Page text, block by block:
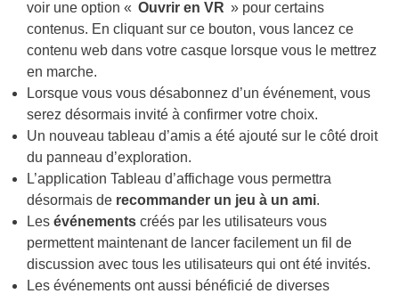
voir une option «Ouvrir en VR » pour certains
contenus. En cliquant sur ce bouton, vous lancez ce
contenu web dans votre casque lorsque vous le mettrez
en marche.
Lorsque vous vous désabonnez d’un événement, vous
serez désormais invité à confirmer votre choix.
Un nouveau tableau d’amis a été ajouté sur le côté droit
du panneau d’exploration.
L’application Tableau d’affichage vous permettra
désormais de recommander un jeu à un ami.
Lesévénements créés par les utilisateurs vous
permettent maintenant de lancer facilement un fil de
discussion avec tous les utilisateurs qui ont été invités.
Les événements ont aussi bénéficié de diverses